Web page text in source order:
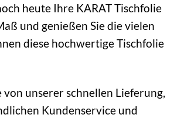
heute Ihre KARAT Tischfolie
und genießen Sie die vielen
diese hochwertige Tischfolie
unserer schnellen Lieferung,
Kundenservice und